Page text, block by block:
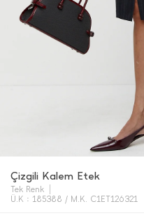
Çizgili Kalem Etek
Tek Renk
Ü.K : 185388 / M.K. C1ET126321